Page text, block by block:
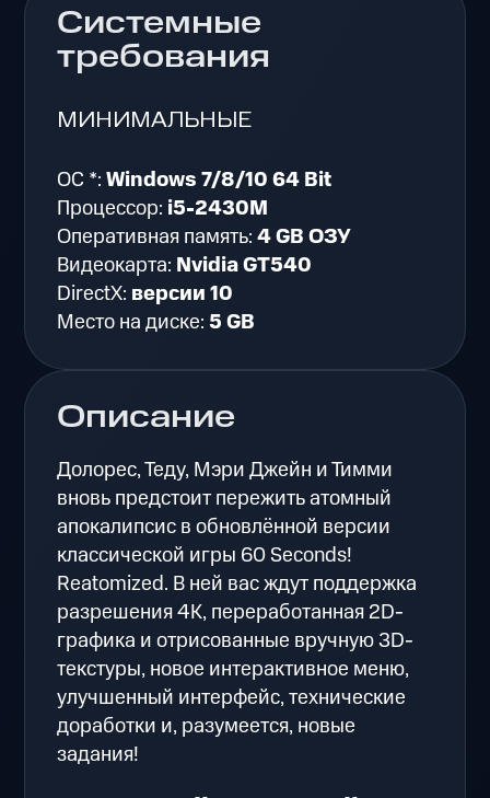
Описание
Долорес, Теду, Мэри Джейн и Тимми
вновь предстоит пережить атомный
апокалипсис в обновлённой версии
классической игры 60 Seconds!
Reatomized. В ней вас ждут поддержка
разрешения 4К, переработанная 2D-
графика и отрисованные вручную 3D-
текстуры, новое интерактивное меню,
улучшенный интерфейс, технические
доработки и, разумеется, новые
задания!
Системные
требования
МИНИМАЛЬНЫЕ
ОС *:Windows 7/8/10 64 Bit
Процессор: i5-2430M
Оперативная память:4 GB ОЗУ
Видеокарта: Nvidia GT540
DirectX: версии 10
Место на диске:5 GB